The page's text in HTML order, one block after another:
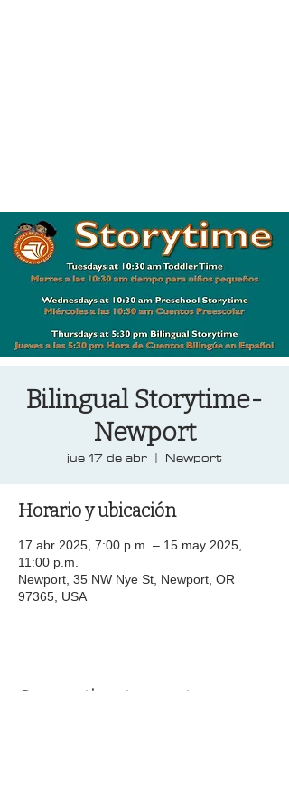
Bilingual Storytime-
Newport
jue 17 de abr
  |
Newport
Horario y ubicación
17 abr 2025, 7:00 p.m. – 15 may 2025,
11:00 p.m.
Newport, 35 NW Nye St, Newport, OR
97365, USA
Compartir este evento